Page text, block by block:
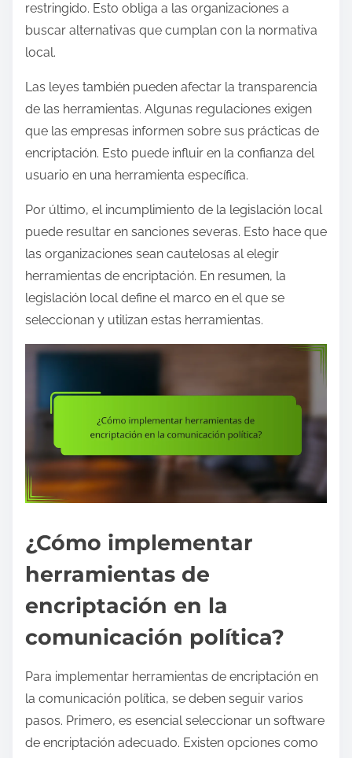
restringido. Esto obliga a las organizaciones a
buscar alternativas que cumplan con la normativa
local.
Las leyes también pueden afectar la transparencia
de las herramientas. Algunas regulaciones exigen
que las empresas informen sobre sus prácticas de
encriptación. Esto puede influir en la confianza del
usuario en una herramienta específica.
Por último, el incumplimiento de la legislación local
puede resultar en sanciones severas. Esto hace que
las organizaciones sean cautelosas al elegir
herramientas de encriptación. En resumen, la
legislación local define el marco en el que se
seleccionan y utilizan estas herramientas.
¿Cómo implementar
herramientas de
encriptación en la
comunicación política?
Para implementar herramientas de encriptación en
la comunicación política, se deben seguir varios
pasos. Primero, es esencial seleccionar un software
de encriptación adecuado. Existen opciones como